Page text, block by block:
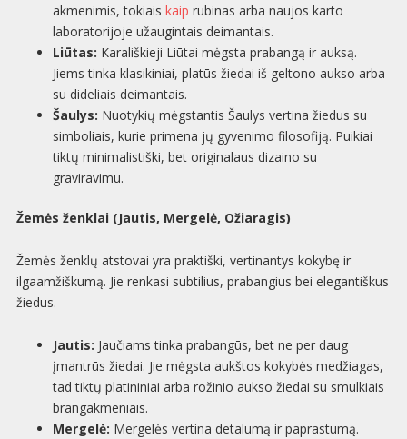
akmenimis, tokiais kaip rubinas arba naujos karto
laboratorijoje užaugintais deimantais.
Liūtas: Karališkieji Liūtai mėgsta prabangą ir auksą.
Jiems tinka klasikiniai, platūs žiedai iš geltono aukso arba
su dideliais deimantais.
Šaulys: Nuotykių mėgstantis Šaulys vertina žiedus su
simboliais, kurie primena jų gyvenimo filosofiją. Puikiai
tiktų minimalistiški, bet originalaus dizaino su
graviravimu.
Žemės ženklai (Jautis, Mergelė, Ožiaragis)
Žemės ženklų atstovai yra praktiški, vertinantys kokybę ir
ilgaamžiškumą. Jie renkasi subtilius, prabangius bei elegantiškus
žiedus.
Jautis: Jaučiams tinka prabangūs, bet ne per daug
įmantrūs žiedai. Jie mėgsta aukštos kokybės medžiagas,
tad tiktų platininiai arba rožinio aukso žiedai su smulkiais
brangakmeniais.
Mergelė: Mergelės vertina detalumą ir paprastumą.